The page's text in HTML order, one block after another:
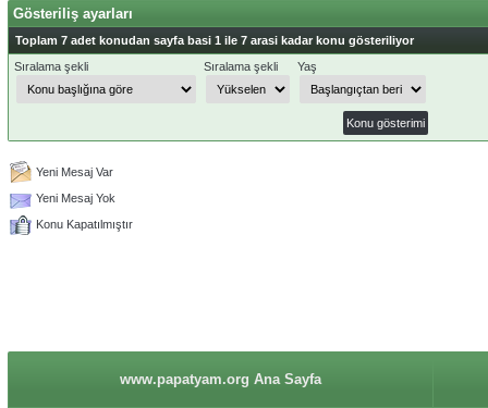
Gösteriliş ayarları
Toplam 7 adet konudan sayfa basi 1 ile 7 arasi kadar konu gösteriliyor
Sıralama şekli
Sıralama şekli Yaş
Yeni Mesaj Var
Yeni Mesaj Yok
Konu Kapatılmıştır
www.papatyam.org Ana Sayfa